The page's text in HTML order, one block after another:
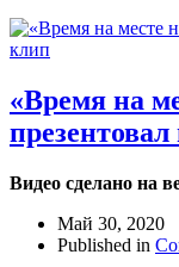
«Время на
Видео сделано на
Май 30, 2020
Published in